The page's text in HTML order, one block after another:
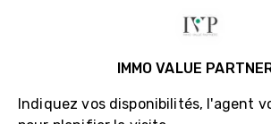
IMMO VALUE
Indiquez vos disponibilités, l'agent